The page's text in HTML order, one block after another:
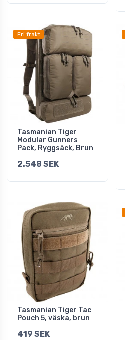
Fri frakt
Tasmanian Tiger
Modular Gunners
Pack, Ryggsäck, Brun
2.548 SEK
Tasmanian Tiger Tac
Pouch 5, väska, brun
419 SEK